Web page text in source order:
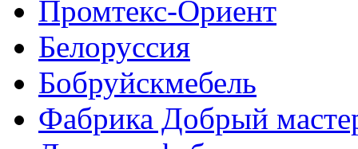
Промтекс-Ориент
Белоруссия
Бобруйскмебель
Фабрика Добрый